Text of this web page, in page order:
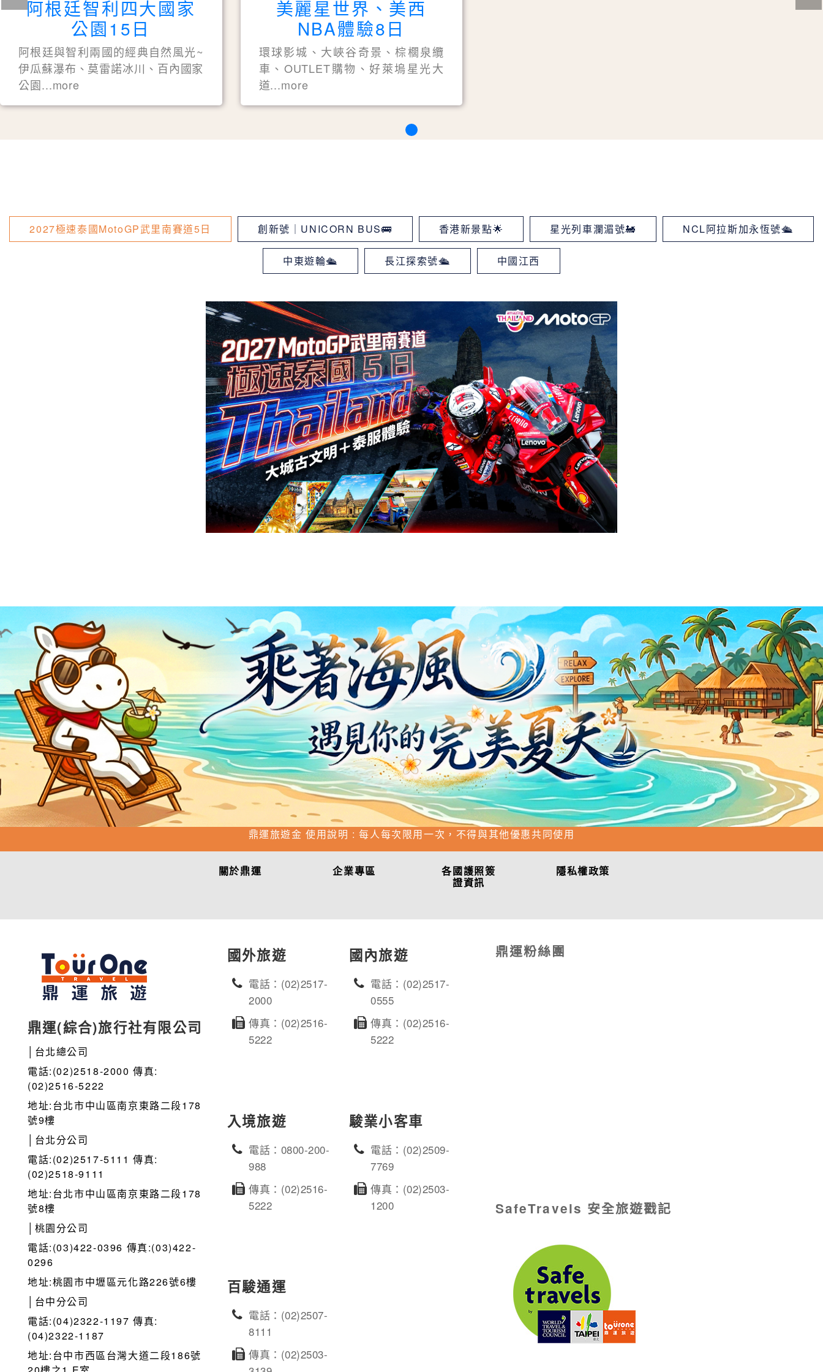
阿根廷智利四大國家
公園15日
阿根廷與智利兩國的經典自然風光~
伊瓜蘇瀑布、莫雷諾冰川、百內國家
公園...more
美麗星世界、美西
NBA體驗8日
環球影城、大峽谷奇景、棕櫚泉纜
車、OUTLET購物、好萊塢星光大
道...more
2027極速泰國MotoGP武里南賽道5日 創新號｜UNICORN BUS🚌 香港新景點🌟 星光列車瀾湄號🚂 NCL阿拉斯加永恆號🛳
中東遊輪🛳 長江探索號🛳 中國江西
鼎運旅遊金 使用說明 : 每人每次限用一次，不得與其他優惠共同使用
關於鼎運 企業專區
各國護照簽
證資訊
隱私權政策
鼎運(綜合)旅行社有限公司
│台北總公司
電話:(02)2518-2000 傳真:
(02)2516-5222
地址:台北市中山區南京東路二段178
號9樓
│台北分公司
電話:(02)2517-5111 傳真:
(02)2518-9111
地址:台北市中山區南京東路二段178
號8樓
│桃園分公司
電話:(03)422-0396 傳真:(03)422-
0296
地址:桃園市中壢區元化路226號6樓
│台中分公司
電話:(04)2322-1197 傳真:
(04)2322-1187
地址:台中市西區台灣大道二段186號
國外旅遊
電話：(02)2517-
2000
傳真：(02)2516-
5222
國內旅遊
電話：(02)2517-
0555
傳真：(02)2516-
5222
入境旅遊
電話：0800-200-
988
傳真：(02)2516-
5222
駿業小客車
電話：(02)2509-
7769
傳真：(02)2503-
1200
百駿通運
電話：(02)2507-
8111
傳真：(02)2503-
鼎運粉絲團
SafeTravels 安全旅遊戳記